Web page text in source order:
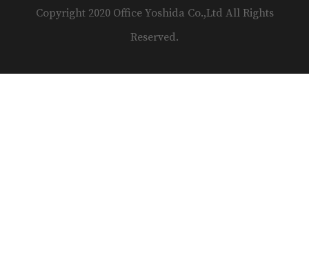
Copyright 2020 Office Yoshida Co.,Ltd All Rights
Reserved.